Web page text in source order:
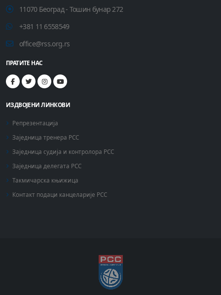
11070 Београд - Тошин бунар 272
+381 11 6558549
office@rss.org.rs
ПРАТИТЕ НАС
ИЗДВОЈЕНИ ЛИНКОВИ
Репрезентација
Заједница тренера РСС
Заједница судија и контролора РСС
Заједница делегата РСС
Такмичарска књижица
Контакт подаци канцеларије РСС